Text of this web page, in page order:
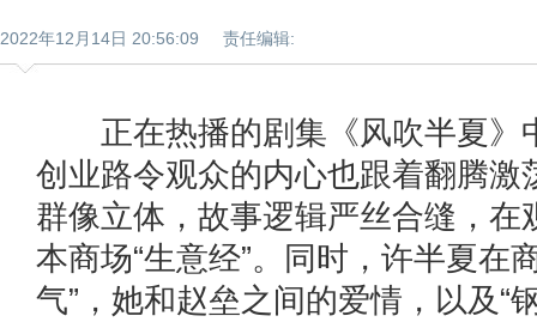
2022年12月14日 20:56:09 责任编辑:
正在热播的剧集《风吹半夏》
创业路令观众的内心也跟着翻腾激
群像立体，故事逻辑严丝合缝，在
本商场“生意经”。同时，许半夏在
气”，她和赵垒之间的爱情，以及“